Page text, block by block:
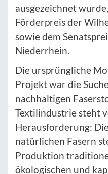
ausgezeichnet
Förderpreis der
sowie dem
Niederrhein.
Die ursprüngliche
Projekt war die
nachhaltigen
Textilindustrie steht
Herausforderung:
natürlichen Fasern
Produktion
ökologischen und